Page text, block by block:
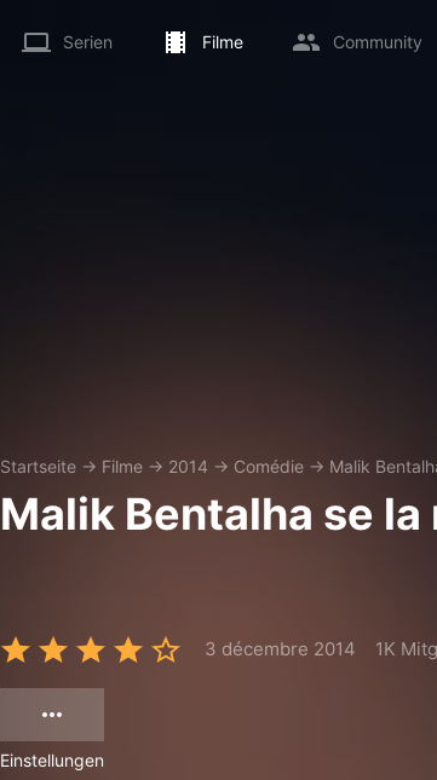
Serien Filme Community
Startseite → Filme → 2014 → Comédie → Malik
Malik Bentalha se
3 décembre 2014 1K
Einstellungen